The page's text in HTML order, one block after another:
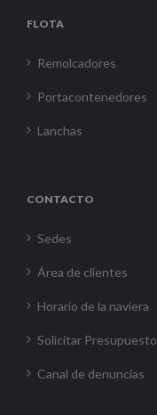
FLOTA
Remolcadores
Portacontenedores
Lanchas
CONTACTO
Sedes
Área de clientes
Horario de la naviera
Solicitar Presupuesto
Canal de denuncias